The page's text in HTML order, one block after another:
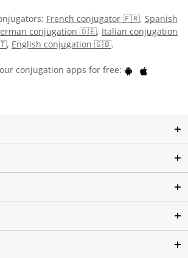
French conjugator 🇫🇷, Spanish
conjugation 🇩🇪, Italian conjugation
, English conjugation 🇬🇧.
conjugation apps for free: